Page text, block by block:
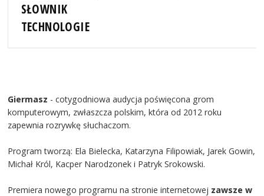
SŁOWNIK
TECHNOLOGIE
Giermasz - cotygodniowa audycja poświęcona grom
komputerowym, zwłaszcza polskim, która od 2012 roku
zapewnia rozrywkę słuchaczom.
Program tworzą: Ela Bielecka, Katarzyna Filipowiak, Jarek Gowin,
Michał Król, Kacper Narodzonek i Patryk Srokowski.
Premiera nowego programu na stronie internetowej zawsze w